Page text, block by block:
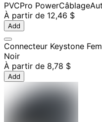
PVCPro PowerCâblage
À partir de 12,46 $
Add
Connecteur Keystone
Noir
À partir de 8,78 $
Add